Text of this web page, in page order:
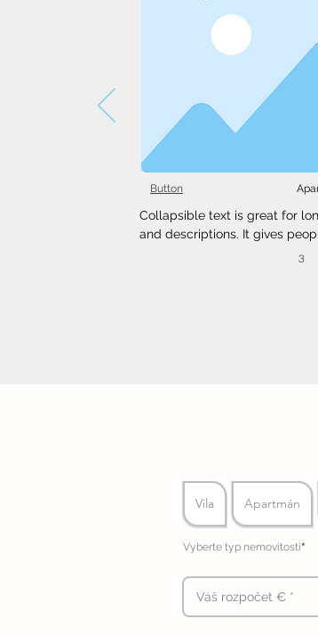
Button
Collapsible text is great for
and descriptions. It gives
the info they need, while
3
Vila Apartmán
Vyberte typ nemovitosti*